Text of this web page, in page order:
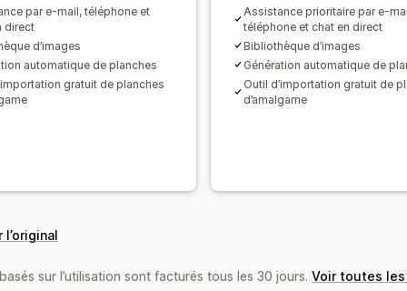
par e-mail, téléphone et
direct
d’images
automatique de planches
gratuit de planches
Assistance prioritaire par e-
téléphone et chat en direct
Bibliothèque d’images
Génération automatique de
Outil d’importation gratuit de
d’amalgame
l’original
sur l’utilisation sont facturés tous les 30 jours. Voir toutes